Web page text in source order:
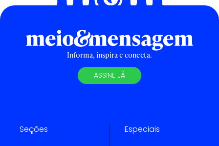
Informa, inspira e conecta.
ASSINE JÁ
Seções Especiais